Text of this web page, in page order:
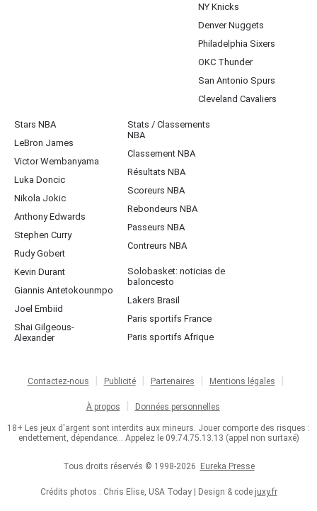
NY Knicks
Denver Nuggets
Philadelphia Sixers
OKC Thunder
San Antonio Spurs
Cleveland Cavaliers
Stars NBA
LeBron James
Victor Wembanyama
Luka Doncic
Nikola Jokic
Anthony Edwards
Stephen Curry
Rudy Gobert
Kevin Durant
Giannis Antetokounmpo
Joel Embiid
Shai Gilgeous-
Alexander
Stats / Classements
NBA
Classement NBA
Résultats NBA
Scoreurs NBA
Rebondeurs NBA
Passeurs NBA
Contreurs NBA
Solobasket: noticias de
baloncesto
Lakers Brasil
Paris sportifs France
Paris sportifs Afrique
Contactez-nous Publicité Partenaires Mentions légales
À propos Données personnelles
18+ Les jeux d'argent sont interdits aux mineurs. Jouer comporte des risques :
endettement, dépendance... Appelez le 09.74.75.13.13 (appel non surtaxé)
Tous droits réservés © 1998-2026 Eureka Presse
Crédits photos : Chris Elise, USA Today | Design & code juxy.fr